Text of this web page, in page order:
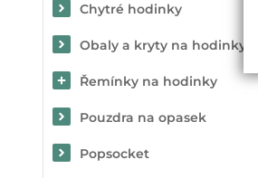
Chytré hodinky
Obaly a kryty na hodinky
Řemínky na hodinky
Pouzdra na opasek
Popsocket